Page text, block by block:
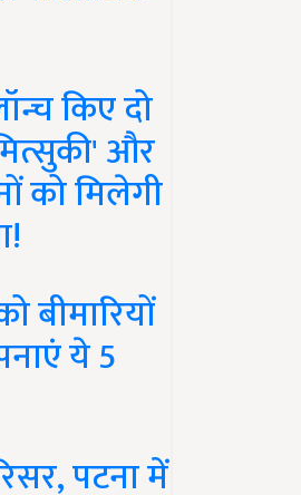
किए दो
और
को मिलेगी
ये 5
पटना में